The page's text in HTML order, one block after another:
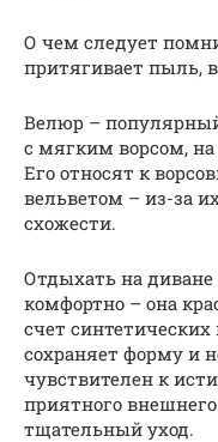
О чем следует
притягивает пыль,
Велюр –
с мягким ворсом,
Его относят к
вельветом – из-за
схожести.
Отдыхать на
комфортно – она
счет
сохраняет форму и
чувствителен к
приятного
тщательный уход.